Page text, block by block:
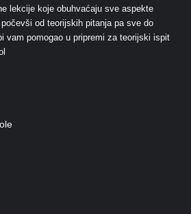
lekcije koje obuhvaćaju sve aspekte
od teorijskih pitanja pa sve do
vam pomogao u pripremi za teorijski ispit